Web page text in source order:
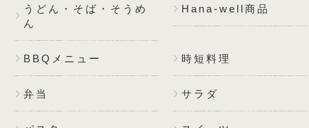
うどん・そば・そうめ
ん
Hana-well商品
BBQメニュー 時短料理
弁当 サラダ